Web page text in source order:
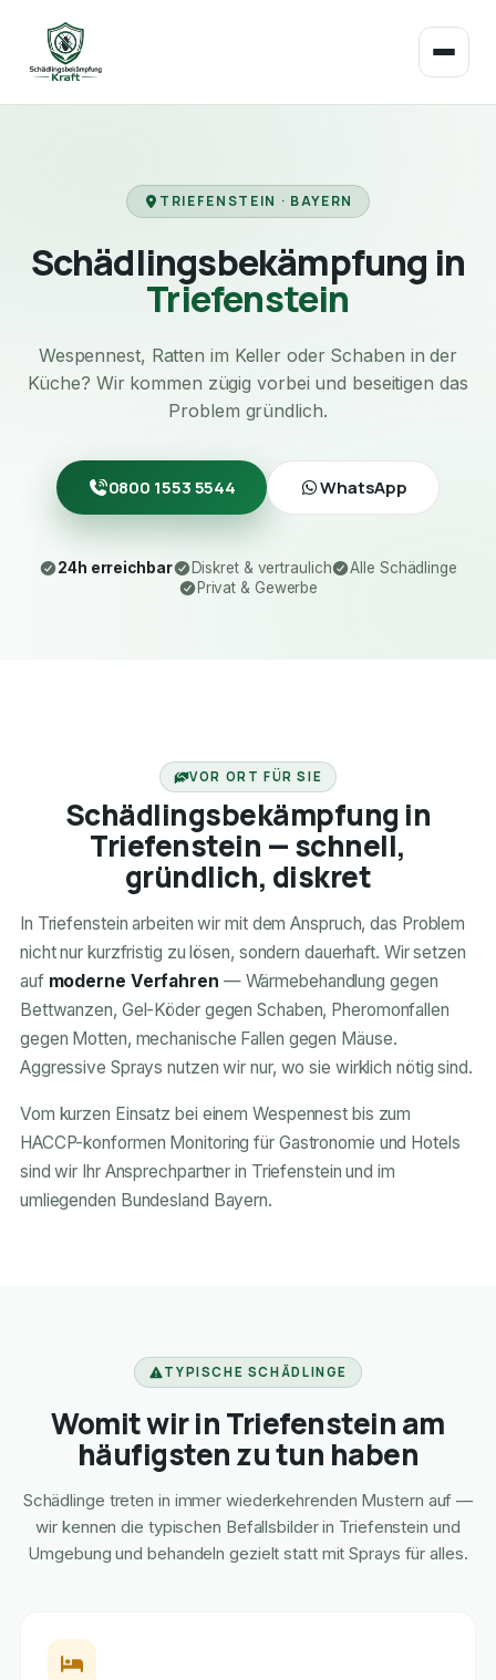
TRIEFENSTEIN · BAYERN
Schädlingsbekämpfung in
Triefenstein
Wespennest, Ratten im Keller oder Schaben in der
Küche? Wir kommen zügig vorbei und beseitigen das
Problem gründlich.
0800 1553 5544 WhatsApp
24h erreichbar Diskret & vertraulich
Alle Schädlinge
Privat & Gewerbe
VOR ORT FÜR SIE
Schädlingsbekämpfung in
Triefenstein — schnell,
gründlich, diskret
In Triefenstein arbeiten wir mit dem Anspruch, das Problem
nicht nur kurzfristig zu lösen, sondern dauerhaft. Wir setzen
auf moderne Verfahren — Wärmebehandlung gegen
Bettwanzen, Gel-Köder gegen Schaben, Pheromonfallen
gegen Motten, mechanische Fallen gegen Mäuse.
Aggressive Sprays nutzen wir nur, wo sie wirklich nötig sind.
Vom kurzen Einsatz bei einem Wespennest bis zum
HACCP-konformen Monitoring für Gastronomie und Hotels
sind wir Ihr Ansprechpartner in Triefenstein und im
umliegenden Bundesland Bayern.
TYPISCHE SCHÄDLINGE
Womit wir in Triefenstein am
häufigsten zu tun haben
Schädlinge treten in immer wiederkehrenden Mustern auf —
wir kennen die typischen Befallsbilder in Triefenstein und
Umgebung und behandeln gezielt statt mit Sprays für alles.